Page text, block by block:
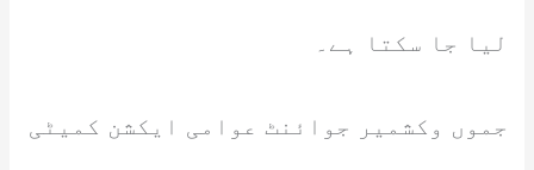
لیا جا سکتا ہے۔
جموں وکشمیر جوائنٹ عوامی ایکشن کمیٹی